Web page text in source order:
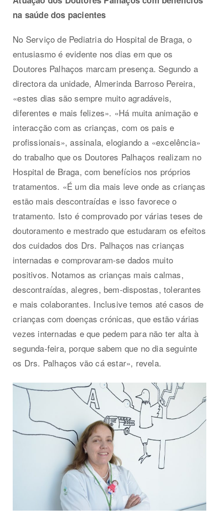
na saúde dos pacientes
No Serviço de Pediatria do Hospital de Braga, o
entusiasmo é evidente nos dias em que os
Doutores Palhaços marcam presença. Segundo a
directora da unidade, Almerinda Barroso Pereira,
«estes dias são sempre muito agradáveis,
diferentes e mais felizes». «Há muita animação e
interacção com as crianças, com os pais e
profissionais», assinala, elogiando a «excelência»
do trabalho que os Doutores Palhaços realizam no
Hospital de Braga, com benefícios nos próprios
tratamentos. «É um dia mais leve onde as crianças
estão mais descontraídas e isso favorece o
tratamento. Isto é comprovado por várias teses de
doutoramento e mestrado que estudaram os efeitos
dos cuidados dos Drs. Palhaços nas crianças
internadas e comprovaram-se dados muito
positivos. Notamos as crianças mais calmas,
descontraídas, alegres, bem-dispostas, tolerantes
e mais colaborantes. Inclusive temos até casos de
crianças com doenças crónicas, que estão várias
vezes internadas e que pedem para não ter alta à
segunda-feira, porque sabem que no dia seguinte
os Drs. Palhaços vão cá estar», revela.